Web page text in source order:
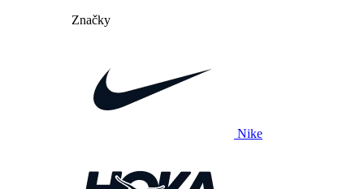
Značky
Nike